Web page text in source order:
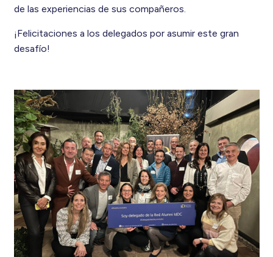
de las experiencias de sus compañeros.
¡Felicitaciones a los delegados por asumir este gran
desafío!